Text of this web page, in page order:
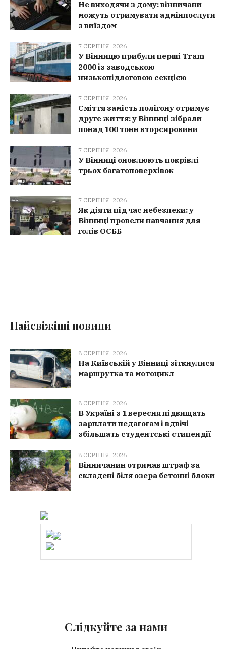
Не виходячи з дому: вінничани
можуть отримувати адмінпослуги
з виїздом
7 СЕРПНЯ, 2026
У Вінницю прибули перші Tram
2000 із заводською
низькопідлоговою секцією
7 СЕРПНЯ, 2026
Сміття замість полігону отримує
друге життя: у Вінниці зібрали
понад 100 тонн вторсировини
7 СЕРПНЯ, 2026
У Вінниці оновлюють покрівлі
трьох багатоповерхівок
7 СЕРПНЯ, 2026
Як діяти під час небезпеки: у
Вінниці провели навчання для
голів ОСББ
Найсвіжіші новини
8 СЕРПНЯ, 2026
На Київській у Вінниці зіткнулися
маршрутка та мотоцикл
8 СЕРПНЯ, 2026
В Україні з 1 вересня підвищать
зарплати педагогам і вдвічі
збільшать студентські стипендії
8 СЕРПНЯ, 2026
Вінничанин отримав штраф за
складені біля озера бетонні блоки
Слідкуйте за нами